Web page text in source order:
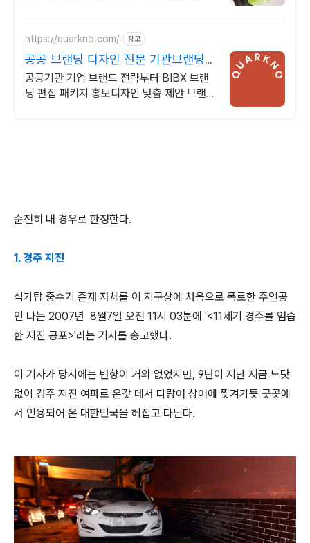
https://quarkno.com/ 광고
공공 브랜딩 디자인 전문 기관브랜딩
전문
공공기관 기업 브랜드 전략부터 BIBX 브랜
딩 편집 패키지 홍보디자인 맞춤 제안 브랜드
순전히 내 경우로 한정한다.
1. 경주 지진
석가탑 중수기 존재 자체를 이 지구상에 처음으로 폭로한 주인공
인 나는 2007년 8월7일 오전 11시 03분에 '<11세기 경주를 엄습
한 지진 공포>'라는 기사를 송고했다.
이 기사가 당시에는 반향이 거의 없었지만, 9년이 지난 지금 느닷
없이 경주 지진 여파로 온갖 데서 다랑어 상어에 찢겨가듯 곳곳에
서 인용되어 온 대한민국을 헤집고 다닌다.